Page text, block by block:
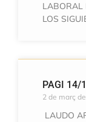
LABORAL
LOS
PAGI 14/
2 de març
LAUDO